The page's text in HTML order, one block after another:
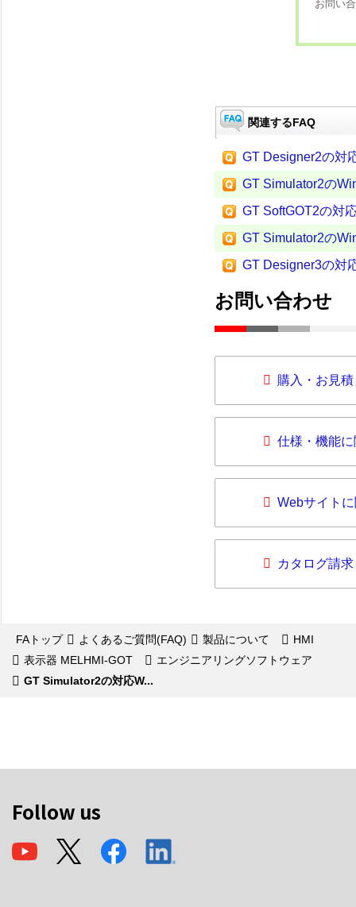
お問い
関連するFAQ
GT Designer2の対
GT Simulator2の
GT SoftGOT2の対
GT Simulator2の
GT Designer3の対
お問い合わせ
購入・お見
仕様・機能
Webサイト
カタログ請求
FAトップ よくあるご質問(FAQ) 製品について
HMI
表示器 MELHMI-GOT
エンジニアリングソフトウェア
GT Simulator2の対応W...
Follow us